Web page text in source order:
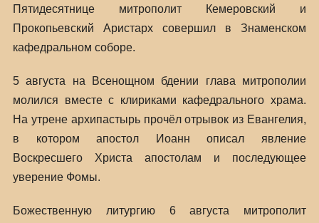
Пятидесятнице митрополит Кемеровский и
Прокопьевский Аристарх совершил в Знаменском
кафедральном соборе.
5 августа на Всенощном бдении глава митрополии
молился вместе с клириками кафедрального храма.
На утрене архипастырь прочёл отрывок из Евангелия,
в котором апостол Иоанн описал явление
Воскресшего Христа апостолам и последующее
уверение Фомы.
Божественную литургию 6 августа митрополит